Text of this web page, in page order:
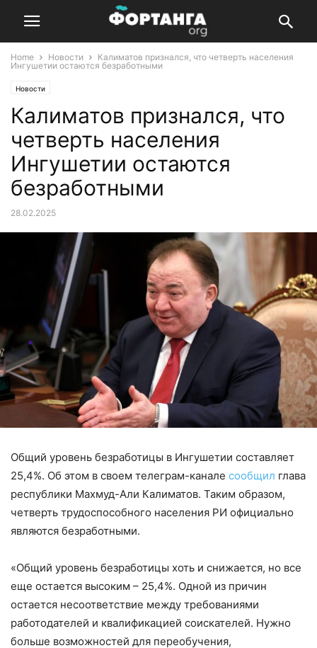
Home Новости
Калиматов признался, что четверть населения
Ингушетии остаются безработными
Новости
Калиматов признался, что
четверть населения
Ингушетии остаются
безработными
28.02.2025
Общий уровень безработицы в Ингушетии составляет
25,4%. Об этом в своем телеграм-канале сообщил глава
республики Махмуд-Али Калиматов. Таким образом,
четверть трудоспособного населения РИ официально
являются безработными.
«Общий уровень безработицы хоть и снижается, но все
еще остается высоким – 25,4%. Одной из причин
остается несоответствие между требованиями
работодателей и квалификацией соискателей. Нужно
больше возможностей для переобучения,